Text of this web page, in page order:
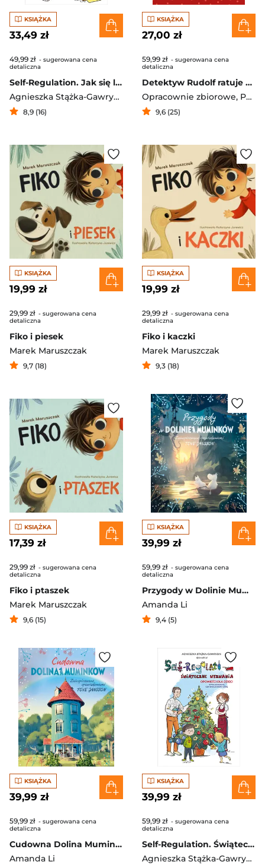
KSIĄŻKA
33,49 zł
49,99 zł - sugerowana cena
detaliczna
Self-Regulation. Jak się lubić w świecie pełnym różnic
Agnieszka Stążka-Gawrysiak
8,9 (16)
KSIĄŻKA
27,00 zł
59,99 zł - sugerowana cena
detaliczna
Detektyw Rudolf ratuje Święta. Świąteczna książka-gra
Opracownie zbiorowe, Pati Gontowska
9,6 (25)
KSIĄŻKA
19,99 zł
29,99 zł - sugerowana cena
detaliczna
Fiko i piesek
Marek Maruszczak
9,7 (18)
KSIĄŻKA
19,99 zł
29,99 zł - sugerowana cena
detaliczna
Fiko i kaczki
Marek Maruszczak
9,3 (18)
KSIĄŻKA
17,39 zł
29,99 zł - sugerowana cena
detaliczna
Fiko i ptaszek
Marek Maruszczak
9,6 (15)
KSIĄŻKA
39,99 zł
59,99 zł - sugerowana cena
detaliczna
Przygody w Dolinie Muminków [nowe wydanie]
Amanda Li
9,4 (5)
KSIĄŻKA
39,99 zł
59,99 zł - sugerowana cena
detaliczna
Cudowna Dolina Muminków [nowe wydanie]
Amanda Li
KSIĄŻKA
39,99 zł
59,99 zł - sugerowana cena
detaliczna
Self-Regulation. Świąteczne wyzwania
Agnieszka Stążka-Gawrysiak